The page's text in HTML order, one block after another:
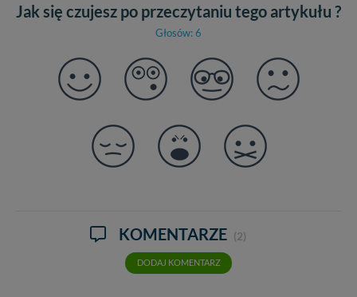
Jak się czujesz po przeczytaniu tego artykułu ?
Głosów: 6
KOMENTARZE (2)
DODAJ KOMENTARZ